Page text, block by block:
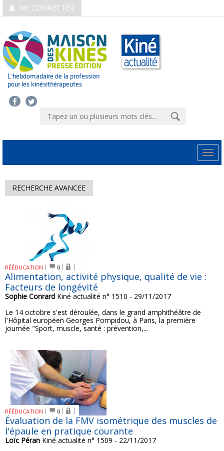
ME CONNECTER
L’hebdomadaire de la profession
pour les kinésithérapeutes
RECHERCHE AVANCEE
RÉÉDUCATION 0
Alimentation, activité physique, qualité de vie :
Facteurs de longévité
Sophie Conrard Kiné actualité n° 1510 - 29/11/2017
Le 14 octobre s'est déroulée, dans le grand amphithéâtre de
l'Hôpital européen Georges Pompidou, à Paris, la première
journée "Sport, muscle, santé : prévention,...
RÉÉDUCATION 0
Évaluation de la FMV isométrique des muscles de
l'épaule en pratique courante
Loïc Péran Kiné actualité n° 1509 - 22/11/2017